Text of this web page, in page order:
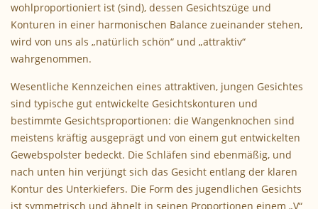
wohlproportioniert ist (sind), dessen Gesichtszüge und
Konturen in einer harmonischen Balance zueinander stehen,
wird von uns als „natürlich schön“ und „attraktiv“
wahrgenommen.
Wesentliche Kennzeichen eines attraktiven, jungen Gesichtes
sind typische gut entwickelte Gesichtskonturen und
bestimmte Gesichtsproportionen: die Wangenknochen sind
meistens kräftig ausgeprägt und von einem gut entwickelten
Gewebspolster bedeckt. Die Schläfen sind ebenmäßig, und
nach unten hin verjüngt sich das Gesicht entlang der klaren
Kontur des Unterkiefers. Die Form des jugendlichen Gesichts
ist symmetrisch und ähnelt in seinen Proportionen einem „V“